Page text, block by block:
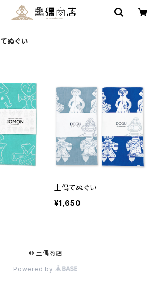
てぬぐい
土偶てぬぐい
¥1,650
© 土偶商店
Powered by